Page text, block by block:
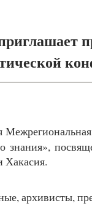
знания»,
Хакасия.
архивисты,